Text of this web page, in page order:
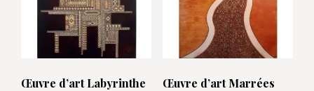
Œuvre d’art Labyrinthe Œuvre d’art Marrées